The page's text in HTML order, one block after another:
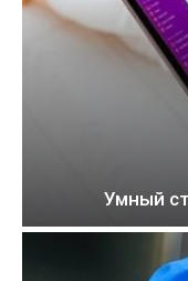
Умный